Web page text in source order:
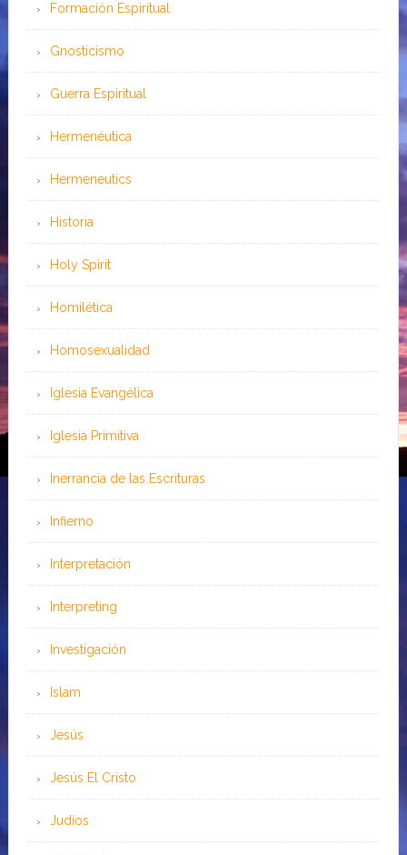
Formación Espiritual
Gnosticismo
Guerra Espiritual
Hermenéutica
Hermeneutics
Historia
Holy Spirit
Homilética
Homosexualidad
Iglesia Evangélica
Iglesia Primitiva
Inerrancia de las Escrituras
Infierno
Interpretación
Interpreting
Investigación
Islam
Jesús
Jesús El Cristo
Judíos